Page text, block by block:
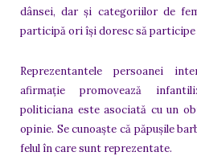
dânsei, dar și categoriilor de
participă ori își doresc să
Reprezentantele persoanei
afirmație promovează
politiciana este asociată cu un
opinie. Se cunoaște că păpușile
felul în care sunt reprezentate.